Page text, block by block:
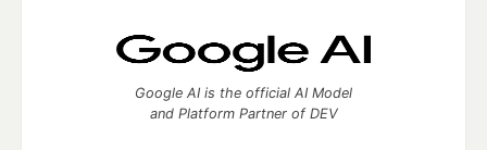
Google AI is the official AI Model
and Platform Partner of DEV